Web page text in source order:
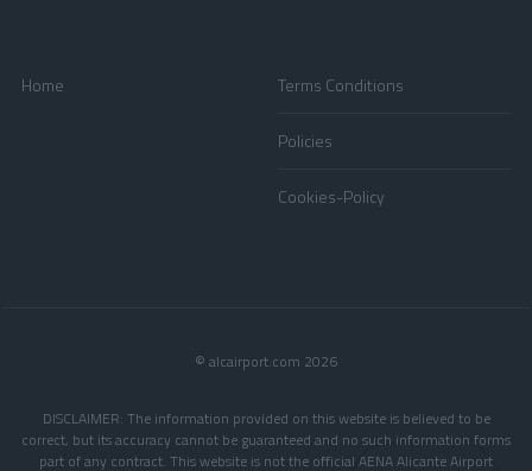
Home Terms Conditions
Policies
Cookies-Policy
© alcairport.com 2026
DISCLAIMER: The information provided on this website is believed to be
correct, but its accuracy cannot be guaranteed and no such information forms
part of any contract. This website is not the official AENA Alicante Airport